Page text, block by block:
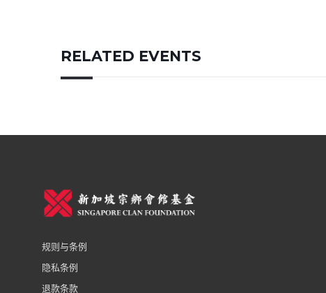
RELATED EVENTS
规则与条例
隐私条例
退款条款